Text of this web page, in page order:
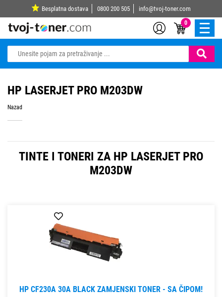
Besplatna dostava 0800 200 505 info@tvoj-toner.com
0
HP LASERJET PRO M203DW
Nazad
TINTE I TONERI ZA HP LASERJET PRO
M203DW
HP CF230A 30A BLACK ZAMJENSKI TONER - SA ČIPOM!